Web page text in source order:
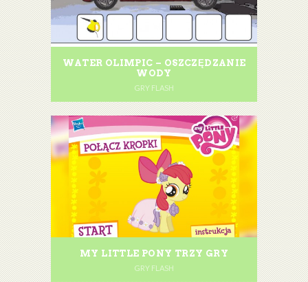
WATER OLIMPIC – OSZCZĘDZANIE
WODY
GRY FLASH
MY LITTLE PONY TRZY GRY
GRY FLASH